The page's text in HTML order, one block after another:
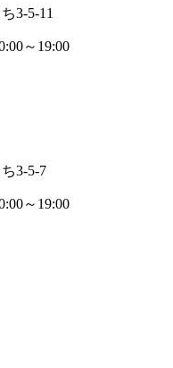
3-5-11
～19:00
3-5-7
～19:00